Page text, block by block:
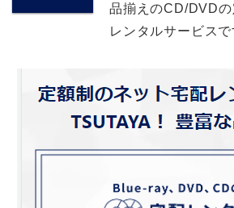
品揃えのCD/DVD
レンタルサービスで